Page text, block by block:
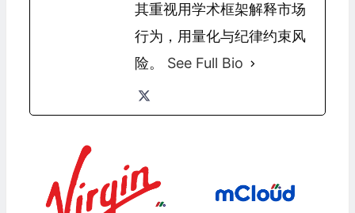
其重视用学术框架解释市场
行为，用量化与纪律约束风
险。 See Full Bio